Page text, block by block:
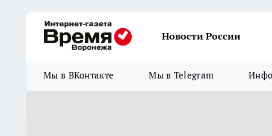
Новости России
Мы в ВКонтакте Мы в Telegram